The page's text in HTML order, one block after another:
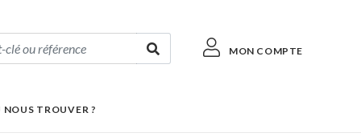
MON COMPTE
NOUS TROUVER ?